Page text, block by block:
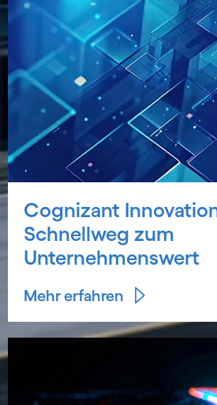
Cognizant
Schnellweg zum
Unternehmenswert
Mehr erfahren